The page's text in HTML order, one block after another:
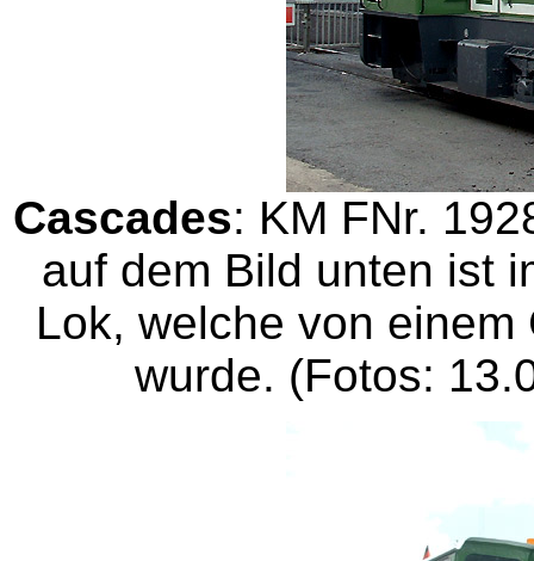
Cascades: KM FNr.
auf dem Bild unten ist
Lok, welche von
wurde. (Fotos: